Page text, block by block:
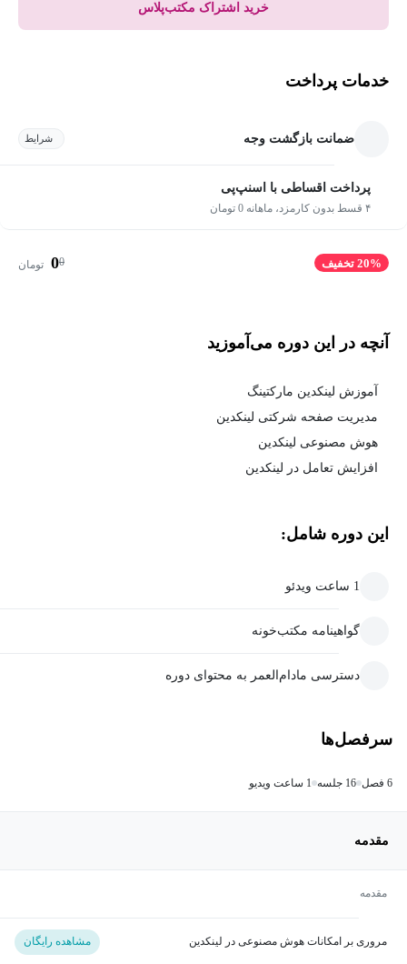
خرید اشتراک مکتب‌پلاس
خدمات پرداخت
ضمانت بازگشت وجه شرایط
پرداخت اقساطی با اسنپ‌پی
۴ قسط بدون کارمزد، ماهانه 0 تومان
20% تخفیف 0
0 تومان
آنچه در این دوره می‌آموزید
آموزش لینکدین مارکتینگ
مدیریت صفحه شرکتی لینکدین
هوش مصنوعی لینکدین
افزایش تعامل در لینکدین
این دوره شامل:
1 ساعت ویدئو
گواهینامه مکتب‌خونه
دسترسی مادام‌العمر به محتوای دوره
سرفصل‌ها
6 فصل 16 جلسه 1 ساعت ویدیو
مقدمه
مقدمه
مروری بر امکانات هوش مصنوعی در لینکدین مشاهده رایگان